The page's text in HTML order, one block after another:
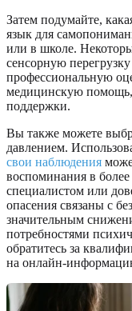
Затем подумайте,
язык для
или в школе.
сенсорную
профессиональную
медицинскую помощь,
поддержки.
Вы также можете
давлением.
свои наблюдения
воспоминания в
специалистом или
опасения связаны с
значительным
потребностями
обратитесь за
на онлайн-